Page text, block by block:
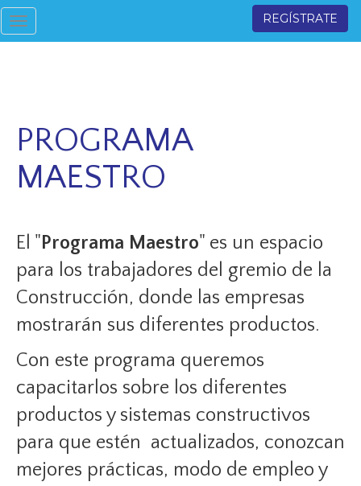
Toggle
navigation
REGÍSTRATE
PROGRAMA
MAESTRO
El "Programa Maestro" es un espacio
para los trabajadores del gremio de la
Construcción, donde las empresas
mostrarán sus diferentes productos.
Con este programa queremos
capacitarlos sobre los diferentes
productos y sistemas constructivos
para que estén actualizados, conozcan
mejores prácticas, modo de empleo y